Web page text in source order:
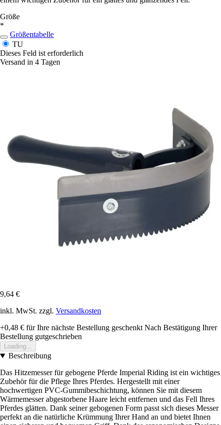
Größe
*
Größentabelle
TU
Dieses Feld ist erforderlich
Versand in 4 Tagen
9,64 €
inkl. MwSt. zzgl. Versandkosten
+0,48 € für Ihre nächste Bestellung geschenkt Nach Bestätigung Ihrer
Bestellung gutgeschrieben
Loading...
Beschreibung
Das Hitzemesser für gebogene Pferde Imperial Riding ist ein wichtiges
Zubehör für die Pflege Ihres Pferdes. Hergestellt mit einer
hochwertigen PVC-Gummibeschichtung, können Sie mit diesem
Wärmemesser abgestorbene Haare leicht entfernen und das Fell Ihres
Pferdes glätten. Dank seiner gebogenen Form passt sich dieses Messer
perfekt an die natürliche Krümmung Ihrer Hand an und bietet Ihnen